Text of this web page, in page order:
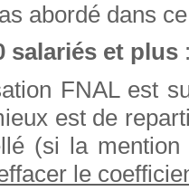
abordé dans
salariés et plus
FNAL est
est de
(si la
le